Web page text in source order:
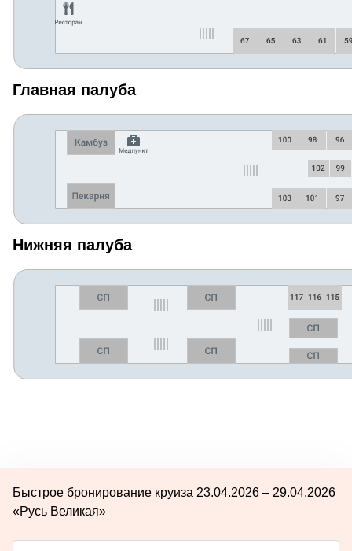
Главная палуба
Нижняя палуба
Быстрое бронирование круиза 23.04.2026 – 29.04.2026
«Русь Великая»